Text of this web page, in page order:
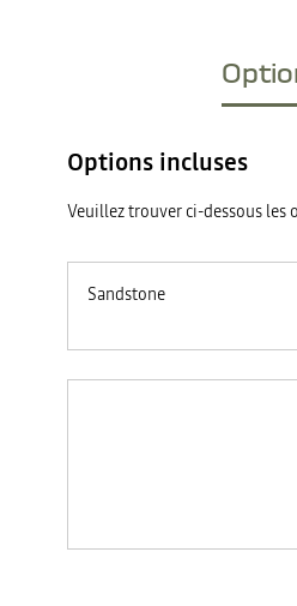
Options incluses
Veuillez trouver ci-dessous les
Sandstone